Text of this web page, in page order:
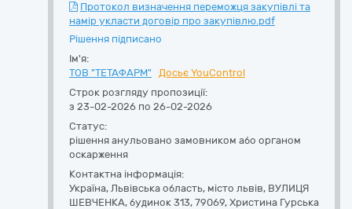
Протокол визначення переможця закупівлі та
намір укласти договір про закупівлю.pdf
Рішення підписано
Ім'я:
ТОВ "ТЕТАФАРМ"
Досьє YouControl
Строк розгляду пропозиції:
з 23-02-2026 по 26-02-2026
Статус:
рішення анульовано замовником або органом
оскарження
Контактна інформація:
Україна, Львівська область, місто львів, ВУЛИЦЯ
ШЕВЧЕНКА, будинок 313, 79069, Христина Гурська